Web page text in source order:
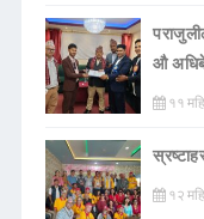
औ
११
१२